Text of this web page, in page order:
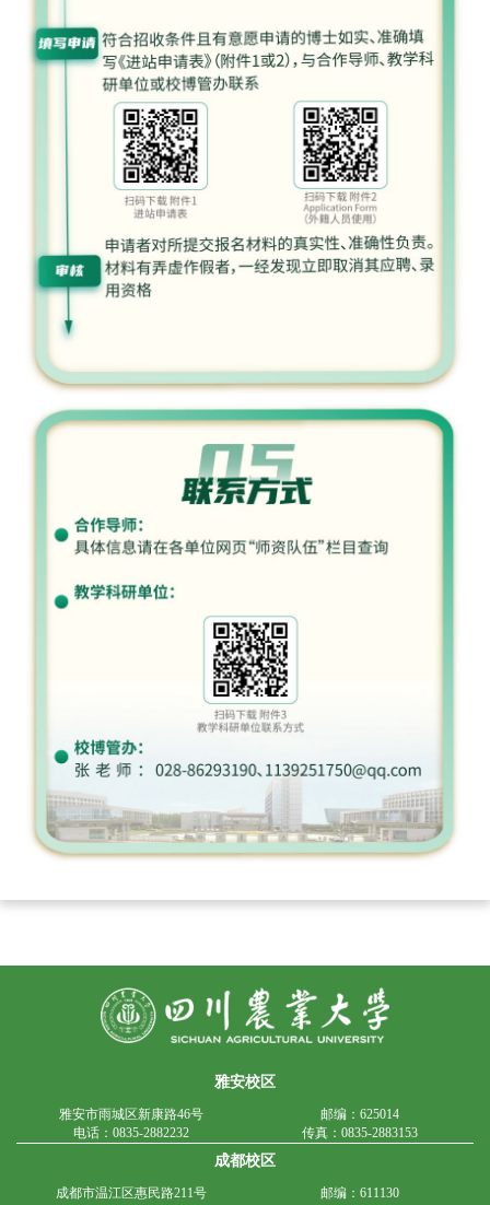
雅安校区
雅安市雨城区新康路46号
邮编：625014
电话：0835-2882232
传真：0835-2883153
成都校区
成都市温江区惠民路211号
邮编：611130